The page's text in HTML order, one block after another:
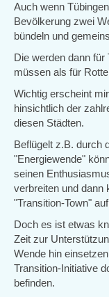
Auch wenn
Bevölkerung zwei
bündeln und
Die werden dann
müssen als für
Wichtig erscheint
hinsichtlich der
diesen Städten.
Beflügelt z.B. durch
"Energiewende"
seinen
verbreiten und dann
"Transition-Town"
Doch es ist etwas
Zeit zur
Wende hin
Transition-Initiative
befinden.